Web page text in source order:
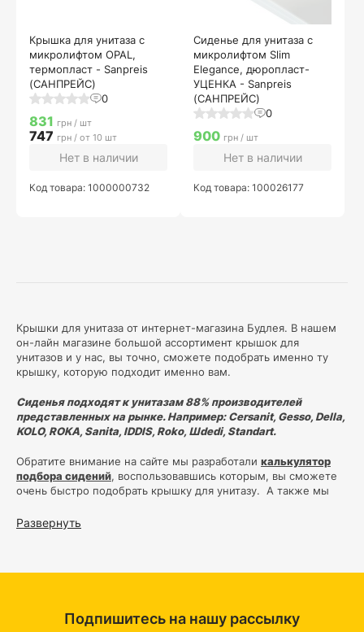
Крышки для унитаза от интернет-магазина Будлея. В нашем
он-лайн магазине большой ассортимент крышок для
унитазов и у нас, вы точно, сможете подобрать именно ту
крышку, которую подходит именно вам.
Сиденья подходят к унитазам 88% производителей
представленных на рынке. Например: Сersanit, Gesso, Della,
KOLO, ROKA, Sanita, IDDIS, Roko, Шdedi, Standart.
Обратите внимание на сайте мы разработали калькулятор
подбора сидений, воспользовавшись которым, вы сможете
очень быстро подобрать крышку для унитазу. А также мы
Развернуть
Крышка для унитаза с
микролифтом OPAL,
термопласт - Sanpreis
(САНПРЕЙС)
0
831 грн / шт
747 грн / от 10 шт
Нет в наличии
Код товара: 1000000732
Сиденье для унитаза с
микролифтом Slim
Elegance, дюропласт-
УЦЕНКА - Sanpreis
(САНПРЕЙС)
0
900 грн / шт
Нет в наличии
Код товара: 100026177
Подпишитесь на нашу рассылку